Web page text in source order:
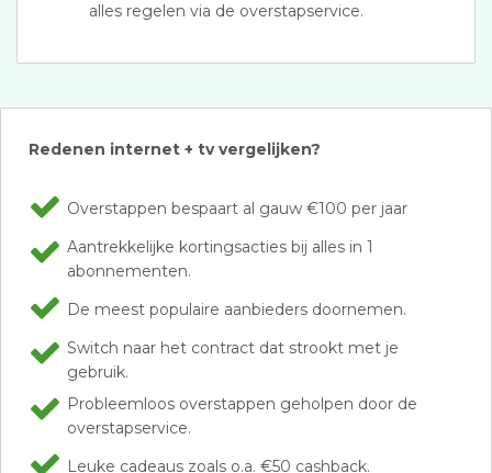
alles regelen via de overstapservice.
Redenen internet + tv vergelijken?
Overstappen bespaart al gauw €100 per jaar
Aantrekkelijke kortingsacties bij alles in 1
abonnementen.
De meest populaire aanbieders doornemen.
Switch naar het contract dat strookt met je
gebruik.
Probleemloos overstappen geholpen door de
overstapservice.
Leuke cadeaus zoals o.a. €50 cashback.